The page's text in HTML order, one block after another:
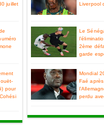
juillet
pour
Liverpool
Le
2ème
garde
Mondial
Faé
perdu